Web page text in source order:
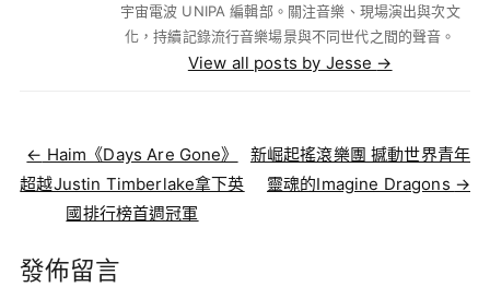
宇宙電波 UNIPA 編輯部。關注音樂、現場演出與次文
化，持續記錄流行音樂場景與不同世代之間的聲音。
View all posts by Jesse →
Post navigation
← Haim《Days Are Gone》
超越Justin Timberlake拿下英
國排行榜首週冠軍
新崛起搖滾樂團 撼動世界青年
靈魂的Imagine Dragons →
發佈留言